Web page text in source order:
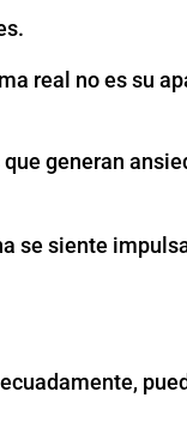
real no es su
generan
se siente